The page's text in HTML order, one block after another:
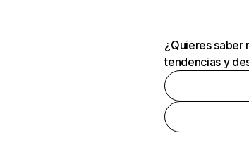
¿Quieres saber
tendencias y